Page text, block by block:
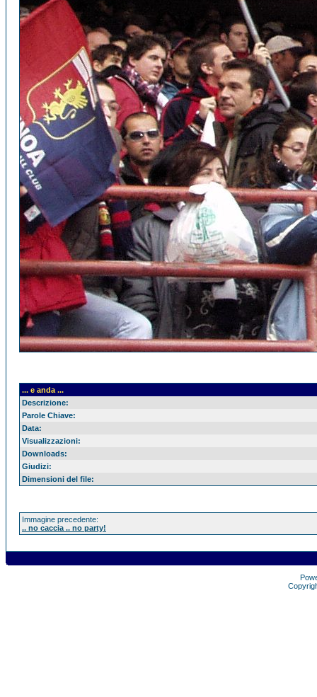
... e anda ...
Descrizione:
Parole Chiave:
Data:
Visualizzazioni:
Downloads:
Giudizi:
Dimensioni del file:
Immagine precedente:
.. no caccia .. no party!